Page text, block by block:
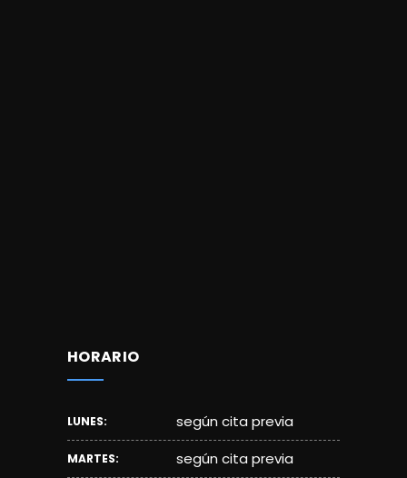
HORARIO
LUNES: según cita previa
MARTES: según cita previa